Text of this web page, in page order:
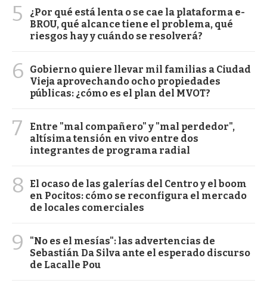
5
¿Por qué está lenta o se cae la plataforma e-
BROU, qué alcance tiene el problema, qué
riesgos hay y cuándo se resolverá?
6
Gobierno quiere llevar mil familias a Ciudad
Vieja aprovechando ocho propiedades
públicas: ¿cómo es el plan del MVOT?
7
Entre "mal compañero" y "mal perdedor",
altísima tensión en vivo entre dos
integrantes de programa radial
8
El ocaso de las galerías del Centro y el boom
en Pocitos: cómo se reconfigura el mercado
de locales comerciales
9
"No es el mesías": las advertencias de
Sebastián Da Silva ante el esperado discurso
de Lacalle Pou